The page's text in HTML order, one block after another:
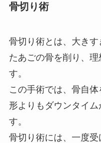
骨切り術
骨切り術とは、大き
たあごの骨を削り、
す。
この手術では、骨自
形よりもダウンタイ
す。
骨切り術には、一度